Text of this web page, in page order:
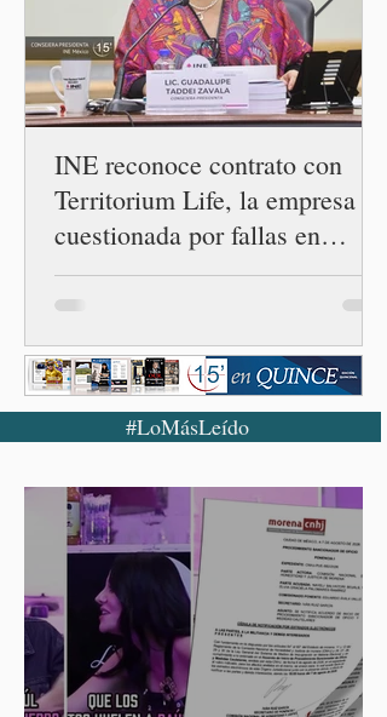
INE reconoce contrato con
Territorium Life, la empresa
cuestionada por fallas en
examen de la UNAM
#LoMásLeído